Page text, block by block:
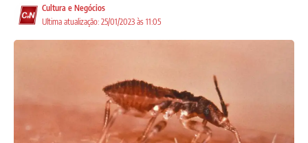
Ultima atualização: 25/01/2023 às 11:05
Cultura e Negócios